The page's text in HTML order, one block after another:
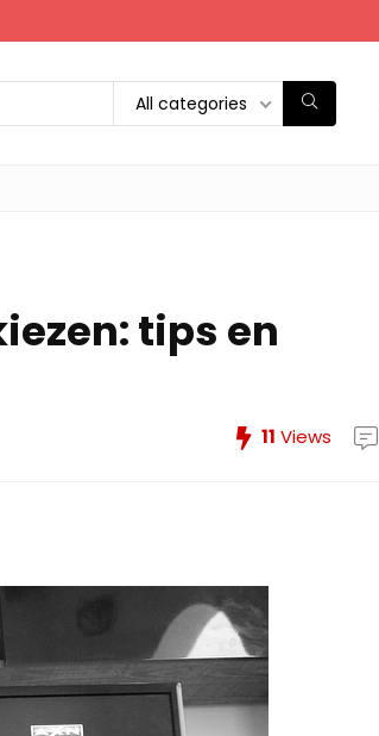
All categories
tips en
11 Views